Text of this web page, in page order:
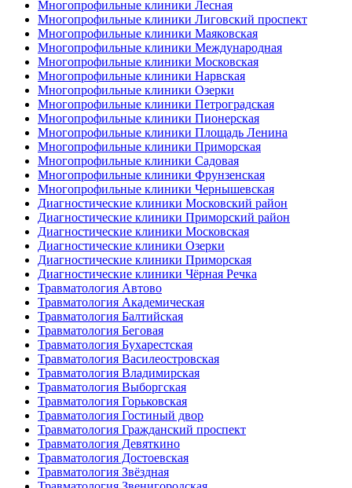
Многопрофильные клиники Лесная
Многопрофильные клиники Лиговский проспект
Многопрофильные клиники Маяковская
Многопрофильные клиники Международная
Многопрофильные клиники Московская
Многопрофильные клиники Нарвская
Многопрофильные клиники Озерки
Многопрофильные клиники Петроградская
Многопрофильные клиники Пионерская
Многопрофильные клиники Площадь Ленина
Многопрофильные клиники Приморская
Многопрофильные клиники Садовая
Многопрофильные клиники Фрунзенская
Многопрофильные клиники Чернышевская
Диагностические клиники Московский район
Диагностические клиники Приморский район
Диагностические клиники Московская
Диагностические клиники Озерки
Диагностические клиники Приморская
Диагностические клиники Чёрная Речка
Травматология Автово
Травматология Академическая
Травматология Балтийская
Травматология Беговая
Травматология Бухарестская
Травматология Василеостровская
Травматология Владимирская
Травматология Выборгская
Травматология Горьковская
Травматология Гостиный двор
Травматология Гражданский проспект
Травматология Девяткино
Травматология Достоевская
Травматология Звёздная